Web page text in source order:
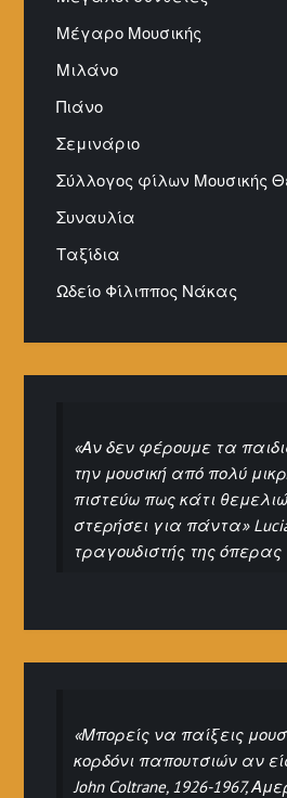
Μέγαρο Μουσικής
Μιλάνο
Πιάνο
Σεμινάριο
Σύλλογος φίλων Μουσικής
Συναυλία
Ταξίδια
Ωδείο Φίλιππος Νάκας
«Αν δεν φέρουμε τα
την μουσική από πολύ
πιστεύω πως κάτι
στερήσει για πάντα»
τραγουδιστής της όπερας
«Μπορείς να παίξεις
κορδόνι παπουτσιών αν
John Coltrane, 1926-1967,